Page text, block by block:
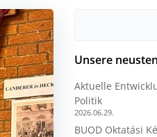
Unsere
Aktuelle
Politik
2026.06.29.
BUOD Oktatási